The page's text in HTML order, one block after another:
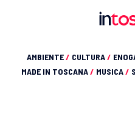
AMBIENTE/ CULTURA/
MADE IN TOSCANA/ MUSICA/